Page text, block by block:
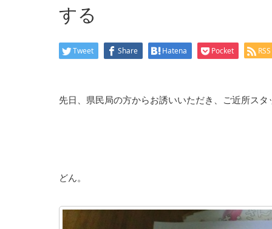
する
Tweet Share Hatena Pocket RSS
先日、県民局の方からお誘いいただき、ご近所ス
どん。